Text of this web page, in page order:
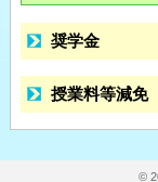
奨学金
授業料等減免
©